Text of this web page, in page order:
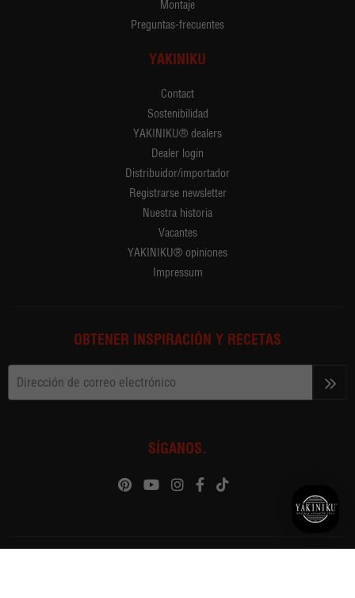
Montaje
Preguntas-frecuentes
YAKINIKU
Contact
Sostenibilidad
YAKINIKU® dealers
Dealer login
Distribuidor/importador
Registrarse newsletter
Nuestra historia
Vacantes
YAKINIKU® opiniones
Impressum
OBTENER INSPIRACIÓN Y RECETAS
SÍGANOS.